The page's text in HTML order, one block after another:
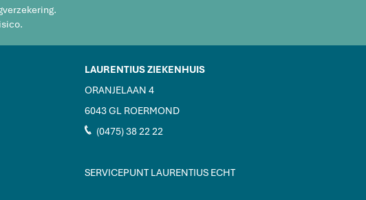
LAURENTIUS ZIEKENHUIS
ORANJELAAN 4
6043 GL ROERMOND
J (0475) 38 22 22
SERVICEPUNT LAURENTIUS ECHT